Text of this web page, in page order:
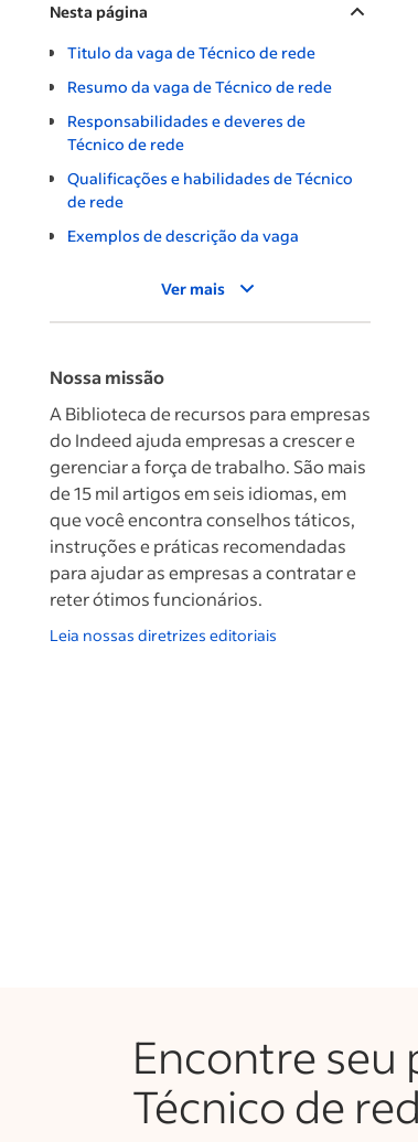
Nesta página
Titulo da vaga de Técnico de rede
Resumo da vaga de Técnico de rede
Responsabilidades e deveres de
Técnico de rede
Qualificações e habilidades de Técnico
de rede
Exemplos de descrição da vaga
Ver mais
Nossa missão
A Biblioteca de recursos para empresas
do Indeed ajuda empresas a crescer e
gerenciar a força de trabalho. São mais
de 15 mil artigos em seis idiomas, em
que você encontra conselhos táticos,
instruções e práticas recomendadas
para ajudar as empresas a contratar e
reter ótimos funcionários.
Leia nossas diretrizes editoriais
Encontre seu
Técnico de